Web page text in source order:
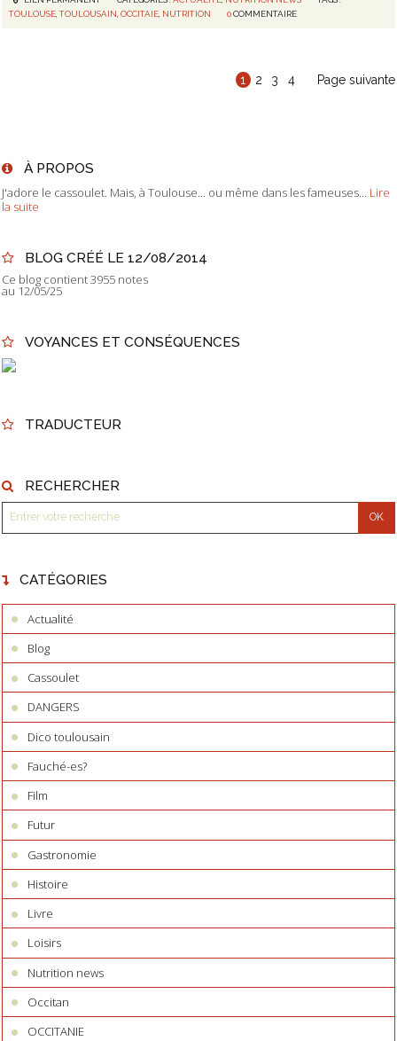
TOULOUSE,TOULOUSAIN,OCCITAIE, NUTRITION 0 COMMENTAIRE
1 2 3 4 Page suivante
À PROPOS
J'adore le cassoulet. Mais, à Toulouse... ou même dans les fameuses...
Lire
la suite
BLOG CRÉÉ LE 12/08/2014
Ce blog contient 3955 notes
au 12/05/25
VOYANCES ET CONSÉQUENCES
TRADUCTEUR
RECHERCHER
CATÉGORIES
Actualité
Blog
Cassoulet
DANGERS
Dico toulousain
Fauché-es?
Film
Futur
Gastronomie
Histoire
Livre
Loisirs
Nutrition news
Occitan
OCCITANIE